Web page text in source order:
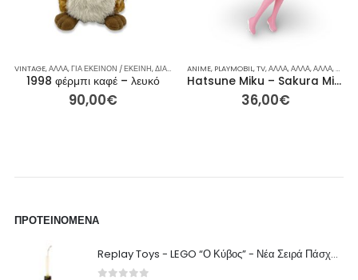
ΕΚΕΊΝΟΝ / ΕΚΕΊΝΗ,ΙΔΈΕΣ ΓΙΑ ΔΏΡΑ,ΡΕΙΝΜΠΟΟΥ ,ΣΥΛΛΕΚΤΙΚΈΣ ΦΙΓΟΎΡΕΣ,ΦΙΓΟΎΡΕΣ ΔΡΆΣΗΣ
VINTAGE,ΆΛΛΑ,ΓΙΑ ΕΚΕΊΝΟΝ / ΕΚΕΊΝΗ,ΔΙΆΦΟΡΑ ,ΙΔΈΕΣ ΓΙΑ ΔΏΡΑ,ΡΕΙΝΜΠΟΟΥ,ΦΈΡΜΠΙ
1998 φέρμπι καφέ – λευκό
90,00€
ANIME, PLAYMOBIL,TV,ΆΛΛΑ,ΆΛΛΑ,ΆΛΛΑ,
Hatsune Miku – Sakura Miku Φιγούρα Noodle Stopper (FuRyu) 15εκ
36,00€
ΠΡΟΤΕΙΝΌΜΕΝΑ
Replay Toys - LEGO “Ο Κύβος” - Νέα Σειρά Πάσχα 2026 Λαμπάδα